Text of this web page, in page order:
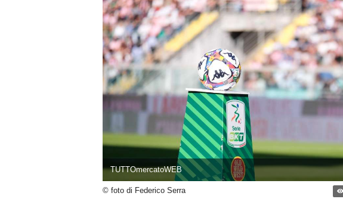
TUTTOmercatoWEB
© foto di Federico Serra